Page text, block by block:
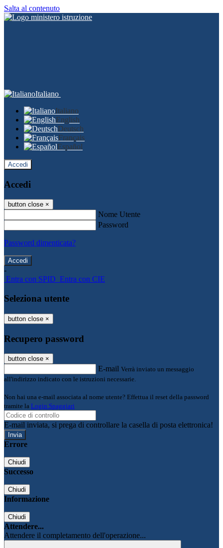
Salta al contenuto
Italiano
Italiano
English
Deutsch
Français
Español
Accedi
Accedi
button close ×
Nome Utente
Password
Password dimenticata?
-
Entra con SPID Entra con CIE
Seleziona utente
button close ×
Recupero password
button close ×
E-mail Verrà inviato un messaggio
all'indirizzo indicato con le istruzioni necessarie.
Non hai una e-mail associata al nome utente? Effettua il reset della password
tramite la Login Spaggiari
E-mail inviata, si prega di controllare la casella di posta elettronica!
Errore
Chiudi
Successo
Chiudi
Informazione
Chiudi
Attendere...
Attendere il completamento dell'operazione...